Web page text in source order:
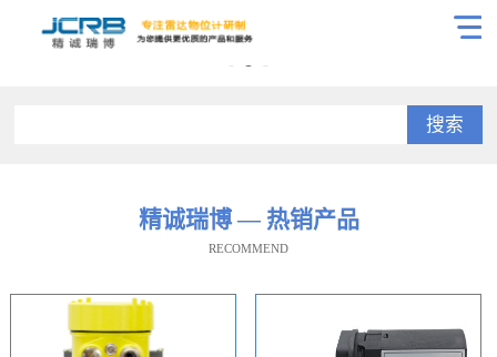
搜索
精诚瑞博 — 热销产品
RECOMMEND